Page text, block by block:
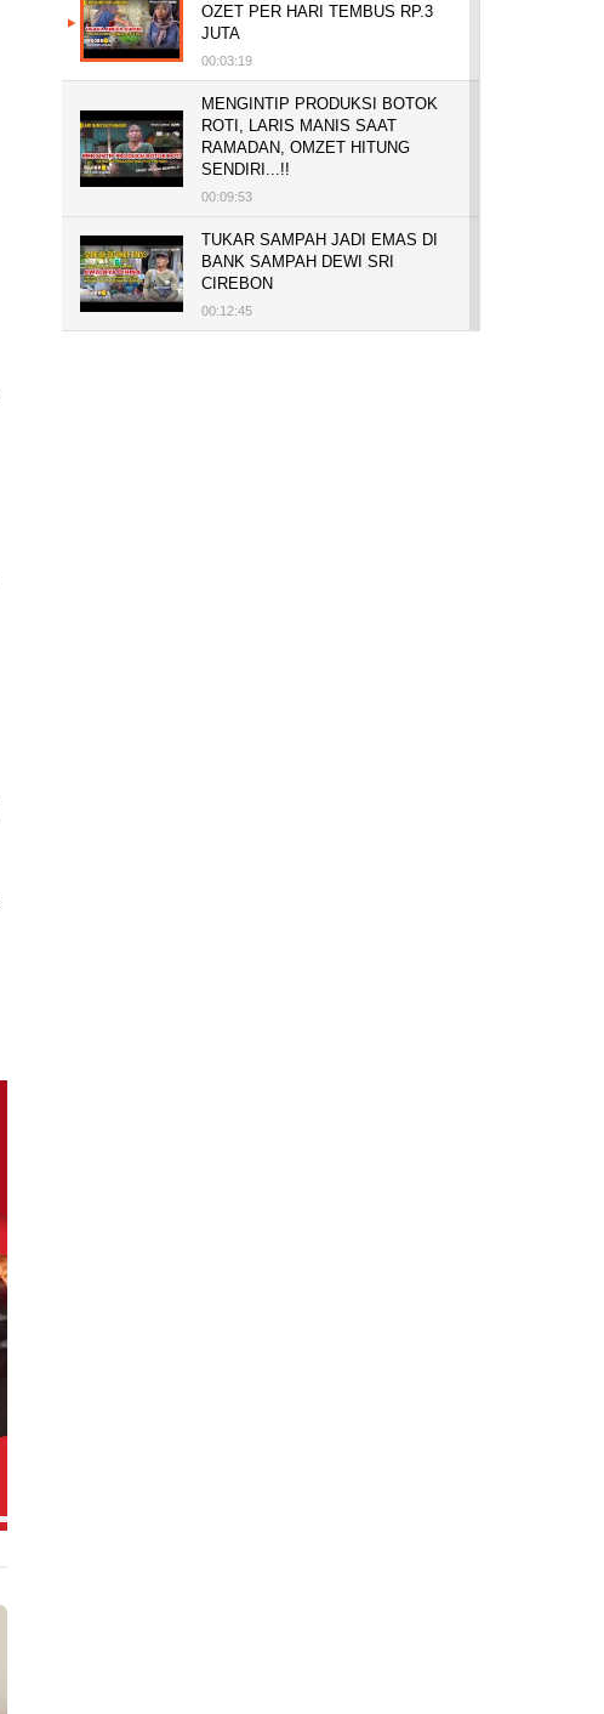
OZET PER HARI TEMBUS RP.3
JUTA
00:03:19
MENGINTIP PRODUKSI BOTOK
ROTI, LARIS MANIS SAAT
RAMADAN, OMZET HITUNG
SENDIRI...!!
00:09:53
TUKAR SAMPAH JADI EMAS DI
BANK SAMPAH DEWI SRI
CIREBON
00:12:45